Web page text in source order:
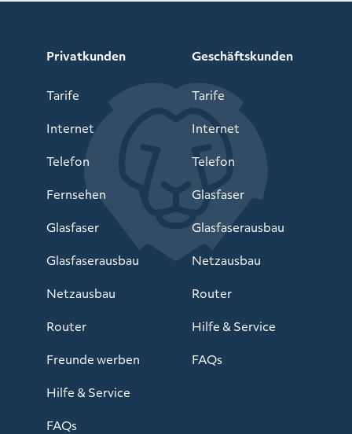
Privatkunden
Tarife
Internet
Telefon
Fernsehen
Glasfaser
Glasfaserausbau
Netzausbau
Router
Freunde werben
Hilfe & Service
FAQs
Geschäftskunden
Tarife
Internet
Telefon
Glasfaser
Glasfaserausbau
Netzausbau
Router
Hilfe & Service
FAQs